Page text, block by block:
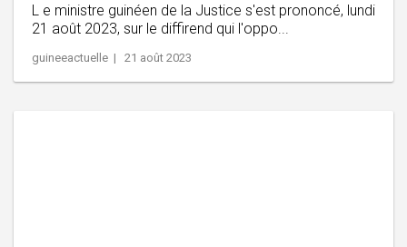
L e ministre guinéen de la Justice s'est prononcé, lundi
21 août 2023, sur le diffirend qui l'oppo...
guineeactuelle | 21 août 2023